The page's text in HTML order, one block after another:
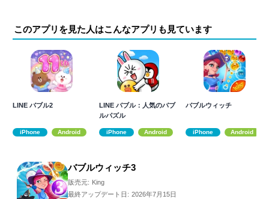
このアプリを見た人はこんなアプリも見ています
LINE バブル2
iPhone Android
LINE バブル：人気のバブ
ルパズル
iPhone Android
バブルウィッチ
iPhone Android
バブルウィッチ3
販売元: King
最終アップデート日: 2026年7月15日